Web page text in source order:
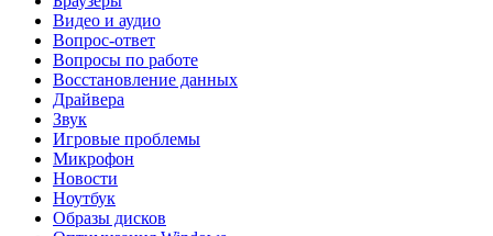
Видео и аудио
Вопрос-ответ
Вопросы по работе
Восстановление данных
Драйвера
Звук
Игровые проблемы
Микрофон
Новости
Ноутбук
Образы дисков